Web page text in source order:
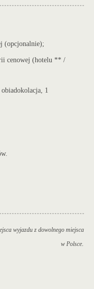
(opcjonalnie);
cenowej (hotelu ** /
1
wyjazdu z dowolnego miejsca
w Polsce